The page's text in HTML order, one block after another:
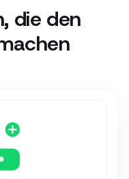
die den